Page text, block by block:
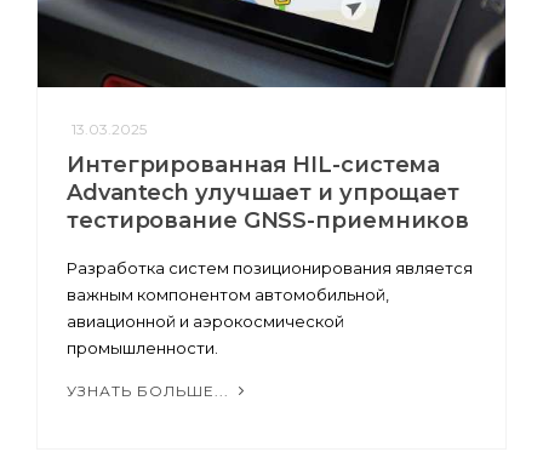
13.03.2025
Интегрированная HIL-система
Advantech улучшает и упрощает
тестирование GNSS-приемников
Разработка систем позиционирования является
важным компонентом автомобильной,
авиационной и аэрокосмической
промышленности.
УЗНАТЬ БОЛЬШЕ...